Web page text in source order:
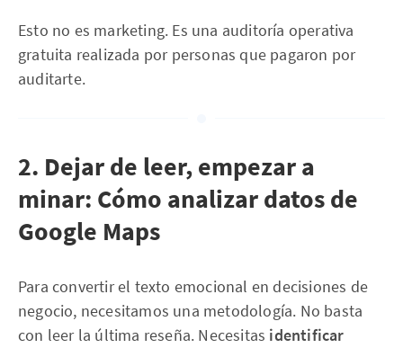
Esto no es marketing. Es una auditoría operativa
gratuita realizada por personas que pagaron por
auditarte.
2. Dejar de leer, empezar a
minar: Cómo analizar datos de
Google Maps
Para convertir el texto emocional en decisiones de
negocio, necesitamos una metodología. No basta
con leer la última reseña. Necesitas identificar